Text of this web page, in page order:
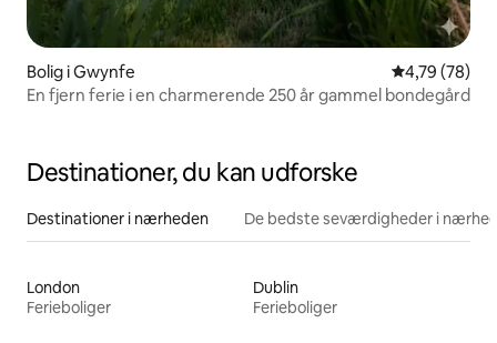
Bolig i Gwynfe 4,79 ud af 5 i
4,79 (78)
En fjern ferie i en charmerende 250 år gammel bondegård
Destinationer, du kan udforske
Destinationer i nærheden De bedste seværdigheder i
London
Ferieboliger
Dublin
Ferieboliger